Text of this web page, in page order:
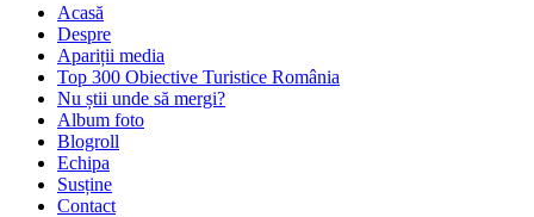
Acasă
Despre
Apariții media
Top 300 Obiective Turistice România
Nu știi unde să mergi?
Album foto
Blogroll
Echipa
Susține
Contact